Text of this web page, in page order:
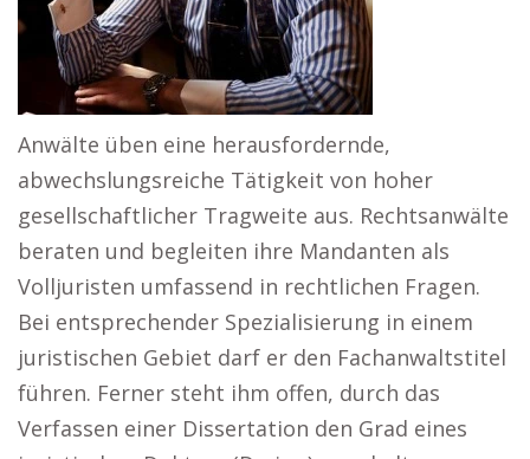
Anwälte üben eine herausfordernde,
abwechslungsreiche Tätigkeit von hoher
gesellschaftlicher Tragweite aus. Rechtsanwälte
beraten und begleiten ihre Mandanten als
Volljuristen umfassend in rechtlichen Fragen.
Bei entsprechender Spezialisierung in einem
juristischen Gebiet darf er den Fachanwaltstitel
führen. Ferner steht ihm offen, durch das
Verfassen einer Dissertation den Grad eines